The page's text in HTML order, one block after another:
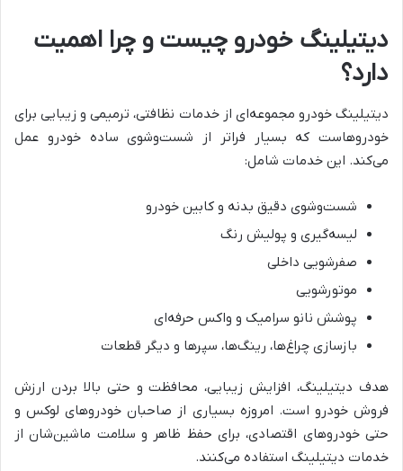
دیتیلینگ خودرو چیست و چرا اهمیت
دارد؟
دیتیلینگ خودرو مجموعه‌ای از خدمات نظافتی، ترمیمی و زیبایی برای
خودروهاست که بسیار فراتر از شست‌وشوی ساده خودرو عمل
می‌کند. این خدمات شامل:
شست‌وشوی دقیق بدنه و کابین خودرو
لیسه‌گیری و پولیش رنگ
صفرشویی داخلی
موتورشویی
پوشش نانو سرامیک و واکس حرفه‌ای
بازسازی چراغ‌ها، رینگ‌ها، سپرها و دیگر قطعات
هدف دیتیلینگ، افزایش زیبایی، محافظت و حتی بالا بردن ارزش
فروش خودرو است. امروزه بسیاری از صاحبان خودروهای لوکس و
حتی خودروهای اقتصادی، برای حفظ ظاهر و سلامت ماشین‌شان از
خدمات دیتیلینگ استفاده می‌کنند.